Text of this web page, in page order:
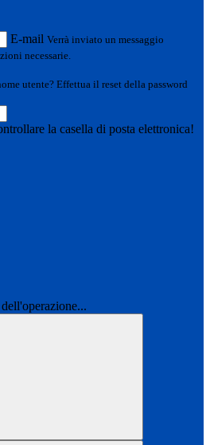
E-mail Verrà inviato un messaggio
necessarie.
utente? Effettua il reset della password
la casella di posta elettronica!